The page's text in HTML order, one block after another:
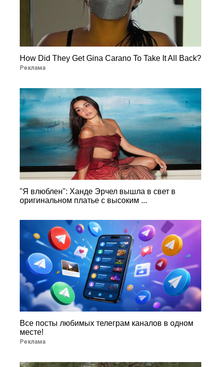
How Did They Get Gina Carano To Take It All Back?
Реклама
"Я влюблен": Ханде Эрчел вышла в свет в
оригинальном платье с высоким ...
Все посты любимых телеграм каналов в одном
месте!
Реклама